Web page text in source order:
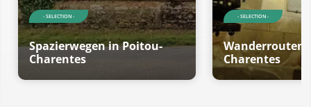
- SELECTION -
Spazierwegen in Poitou-
Charentes
- SELECTION -
Wanderrouten
Charentes